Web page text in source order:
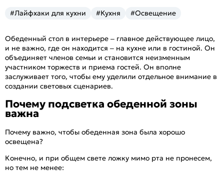
#Лайфхаки для кухни #Кухня #Освещение
Обеденный стол в интерьере – главное действующее лицо,
и не важно, где он находится – на кухне или в гостиной. Он
объединяет членов семьи и становится неизменным
участником торжеств и приема гостей. Он вполне
заслуживает того, чтобы ему уделили отдельное внимание в
создании световых сценариев.
Почему подсветка обеденной зоны
важна
Почему важно, чтобы обеденная зона была хорошо
освещена?
Конечно, и при общем свете ложку мимо рта не пронесем,
но тем не менее: